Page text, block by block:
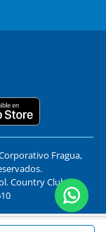
Fragua,
Country Club,